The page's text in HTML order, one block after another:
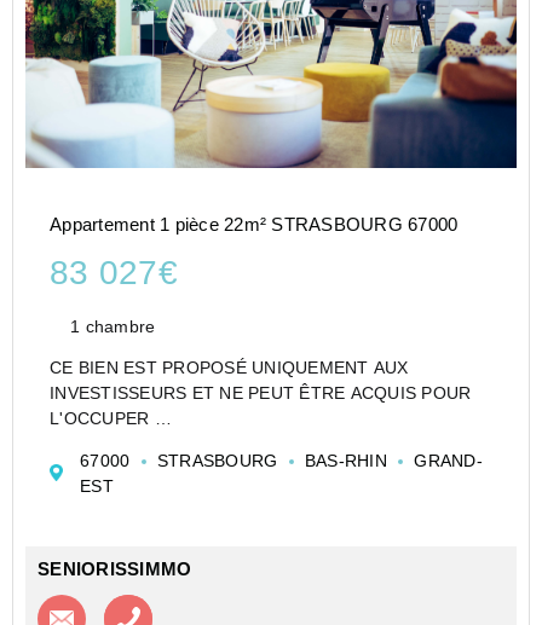
Appartement 1 pièce 22m² STRASBOURG 67000
83 027€
1 chambre
CE BIEN EST PROPOSÉ UNIQUEMENT AUX
INVESTISSEURS ET NE PEUT ÊTRE ACQUIS POUR
L'OCCUPER
ETUDIANTE DE TYPE T1 DE 22 M² À STRASBOURG -
STUDÉA WINSTON 2 - NEXITY STUDEA
67000 STRASBOURG BAS-RHIN
GRAND-
EST
SENIORISSIMMO
Contacter l'agence